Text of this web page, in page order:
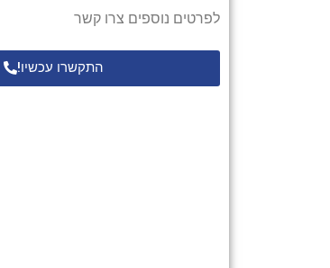
לפרטים נוספים צרו קשר
התקשרו עכשיו!